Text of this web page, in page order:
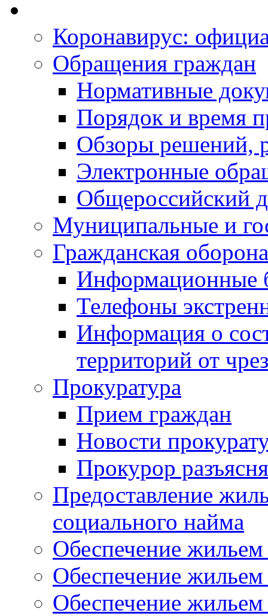
Коронавирус:
Обращения граждан
Нормативные
Порядок и время
Обзоры решений,
Электронные
Общероссийский
Муниципальные и
Гражданская
Информационные
Телефоны
Информация о
территорий от
Прокуратура
Прием граждан
Новости
Прокурор
Предоставление
социального найма
Обеспечение
Обеспечение
Обеспечение жильем